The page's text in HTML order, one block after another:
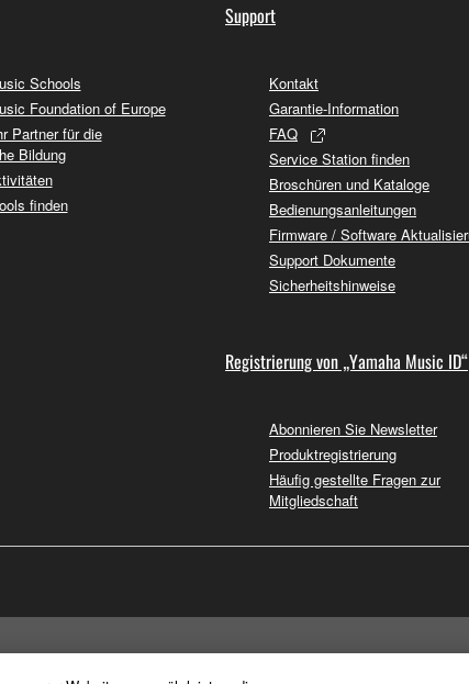
Schools
Foundation of Europe
Partner für die
Bildung
finden
Support
Kontakt
Garantie-Information
FAQ
Service Station finden
Broschüren und Kataloge
Bedienungsanleitungen
Firmware / Software
Support Dokumente
Sicherheitshinweise
Registrierung von „Yamaha Music ID“
Abonnieren Sie Newsletter
Produktregistrierung
Häufig gestellte Fragen zur
Mitgliedschaft